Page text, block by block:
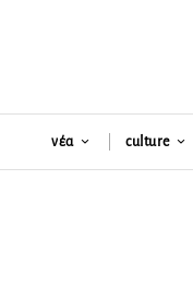
νέα culture